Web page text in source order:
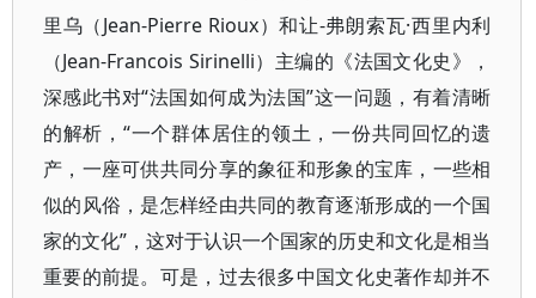
里乌（Jean-Pierre Rioux）和让-弗朗索瓦·西里内利
（Jean-Francois Sirinelli）主编的《法国文化史》，
深感此书对“法国如何成为法国”这一问题，有着清晰
的解析，“一个群体居住的领土，一份共同回忆的遗
产，一座可供共同分享的象征和形象的宝库，一些相
似的风俗，是怎样经由共同的教育逐渐形成的一个国
家的文化”，这对于认识一个国家的历史和文化是相当
重要的前提。可是，过去很多中国文化史著作却并不